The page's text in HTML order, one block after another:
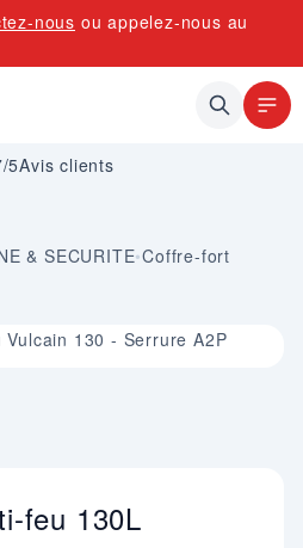
nous ou appelez-nous au
5Avis clients
& SECURITE•Coffre-fort
130 - Serrure A2P
feu 130L